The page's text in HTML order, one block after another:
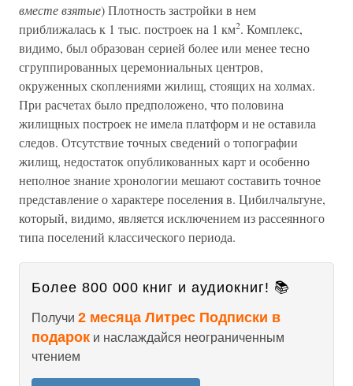
вместе взятые) Плотность застройки в нем
приближалась к 1 тыс. построек на 1 км2. Комплекс,
видимо, был образован серией более или менее тесно
сгруппированных церемониальных центров,
окруженных скоплениями жилищ, стоящих на холмах.
При расчетах было предположено, что половина
жилищных построек не имела платформ и не оставила
следов. Отсутствие точных сведений о топографии
жилищ, недостаток опубликованных карт и особенно
неполное знание хронологии мешают составить точное
представление о характере поселения в. Цибилчальтуне,
который, видимо, является исключением из рассеянного
типа поселений классического периода.
Более 800 000 книг и аудиокниг! 📚
Получи 2 месяца Литрес Подписки в
подарок и наслаждайся неограниченным
чтением